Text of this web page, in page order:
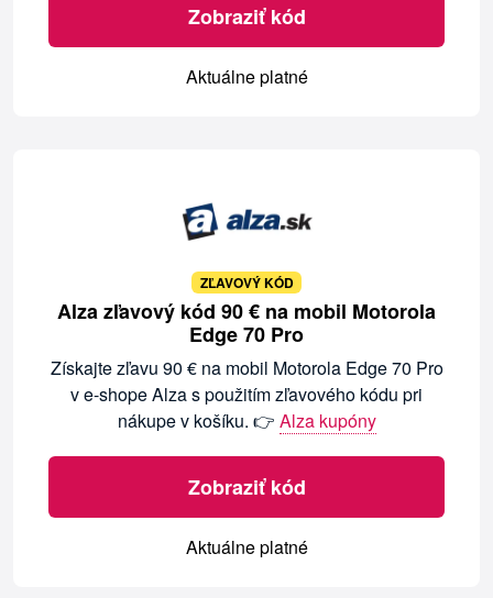
Zobraziť kód
Aktuálne platné
ZĽAVOVÝ KÓD
Alza zľavový kód 90 € na mobil Motorola
Edge 70 Pro
Získajte zľavu 90 € na mobil Motorola Edge 70 Pro
v e-shope Alza s použitím zľavového kódu pri
nákupe v košíku. 👉 Alza kupóny
Zobraziť kód
Aktuálne platné